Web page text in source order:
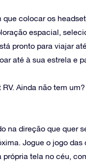
colocar os
espacial,
pronto para viajar
até à sua estrela e
Ainda não tem
na direção que quer
Jogue o jogo
tela no céu,